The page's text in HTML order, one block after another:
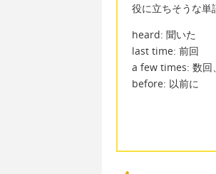
役に立ちそうな単
heard: 聞いた
last time: 前回
a few times: 数回
before: 以前に